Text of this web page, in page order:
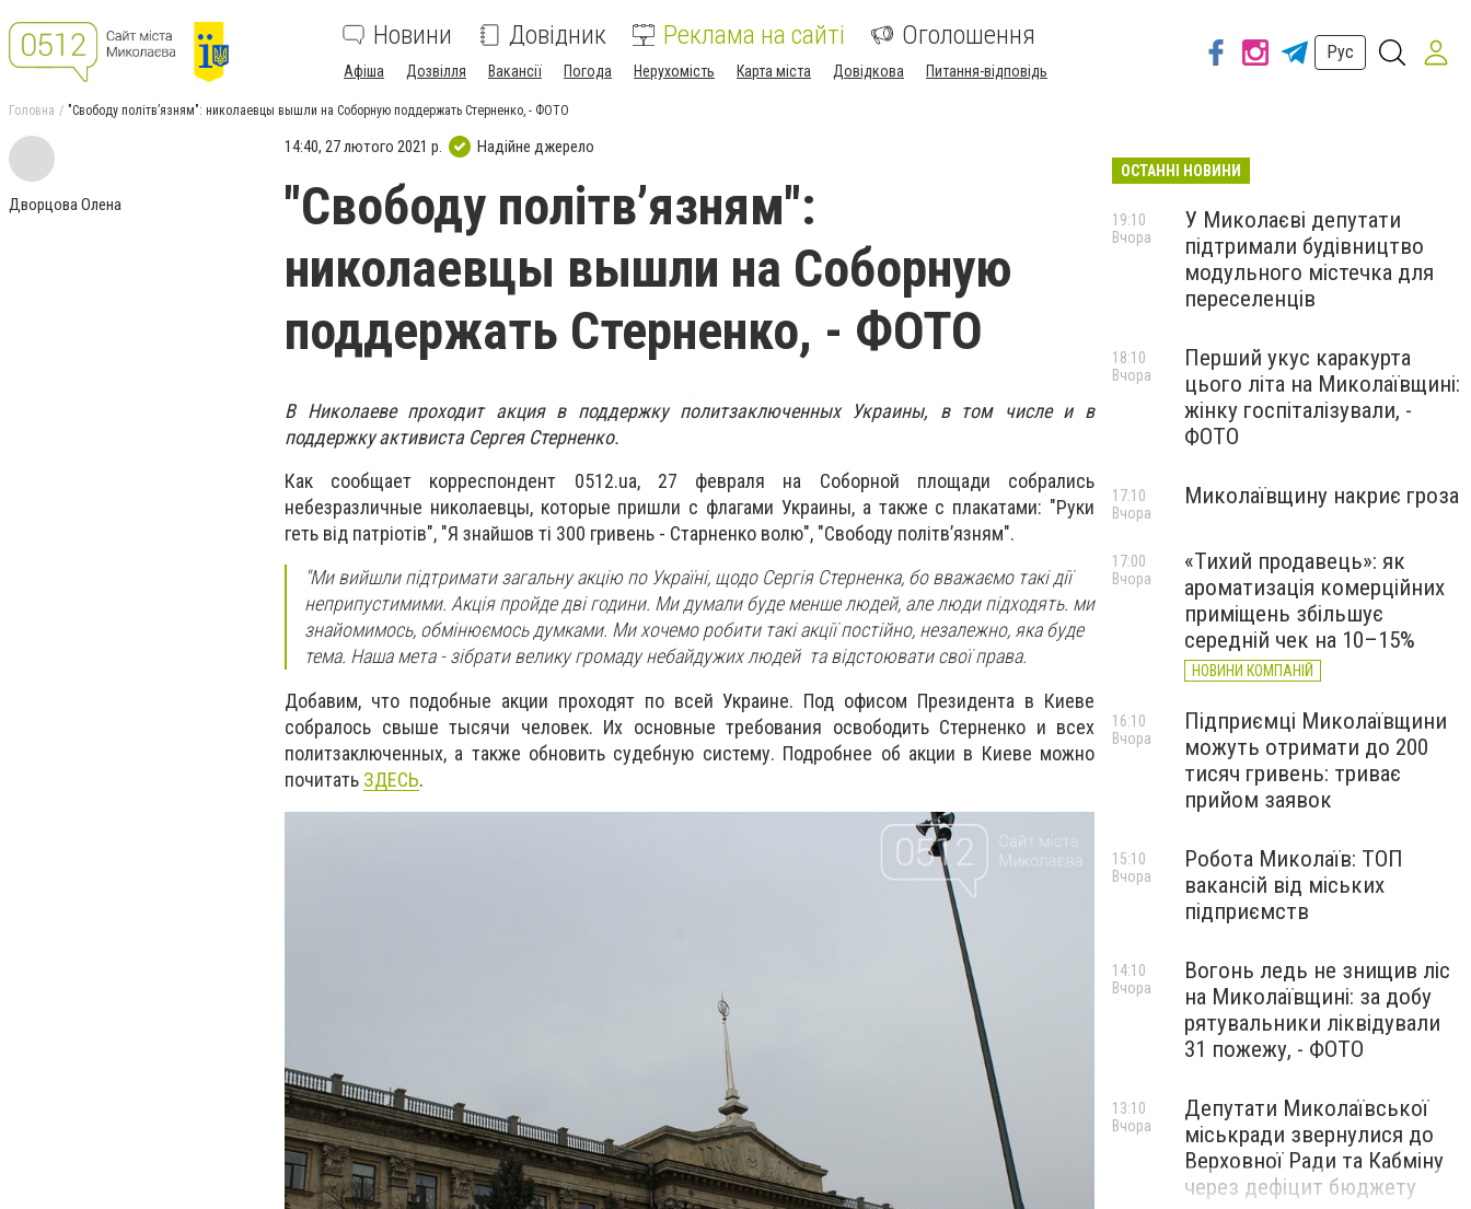
Новини Довідник Реклама на сайті Оголошення
Афіша Дозвілля Вакансії Погода Нерухомість Карта міста Довідкова Питання-відповідь
Рус
Головна "Свободу політвʼязням": николаевцы вышли на Соборную поддержать Стерненко, - ФОТО
Дворцова Олена
14:40, 27 лютого 2021 р. Надійне джерело
"Свободу політвʼязням":
николаевцы вышли на Соборную
поддержать Стерненко, - ФОТО
В Николаеве проходит акция в поддержку политзаключенных Украины, в том числе и в
поддержку активиста Сергея Стерненко.
Как сообщает корреспондент 0512.ua, 27 февраля на Соборной площади собрались
небезразличные николаевцы, которые пришли с флагами Украины, а также с плакатами: "Руки
геть від патріотів", "Я знайшов ті 300 гривень - Старненко волю", "Свободу політвʼязням".
"Ми вийшли підтримати загальну акцію по Україні, щодо Сергія Стерненка, бо вважаємо такі дії
неприпустимими. Акція пройде дві години. Ми думали буде менше людей, але люди підходять. ми
знайомимось, обмінюємось думками. Ми хочемо робити такі акції постійно, незалежно, яка буде
тема. Наша мета - зібрати велику громаду небайдужих людей та відстоювати свої права.
Добавим, что подобные акции проходят по всей Украине. Под офисом Президента в Киеве
собралось свыше тысячи человек. Их основные требования освободить Стерненко и всех
политзаключенных, а также обновить судебную систему. Подробнее об акции в Киеве можно
почитать ЗДЕСЬ.
ОСТАННІ НОВИНИ
У Миколаєві депутати
підтримали будівництво
модульного містечка для
переселенців
19:10
Вчора
Перший укус каракурта
цього літа на Миколаївщині:
жінку госпіталізували, -
ФОТО
18:10
Вчора
Миколаївщину накриє гроза
17:10
Вчора
«Тихий продавець»: як
ароматизація комерційних
приміщень збільшує
середній чек на 10–15%
НОВИНИ КОМПАНІЙ
17:00
Вчора
Підприємці Миколаївщини
можуть отримати до 200
тисяч гривень: триває
прийом заявок
16:10
Вчора
Робота Миколаїв: ТОП
вакансій від міських
підприємств
15:10
Вчора
Вогонь ледь не знищив ліс
на Миколаївщині: за добу
рятувальники ліквідували
31 пожежу, - ФОТО
14:10
Вчора
Депутати Миколаївської
міськради звернулися до
Верховної Ради та Кабміну
через дефіцит бюджету
13:10
Вчора